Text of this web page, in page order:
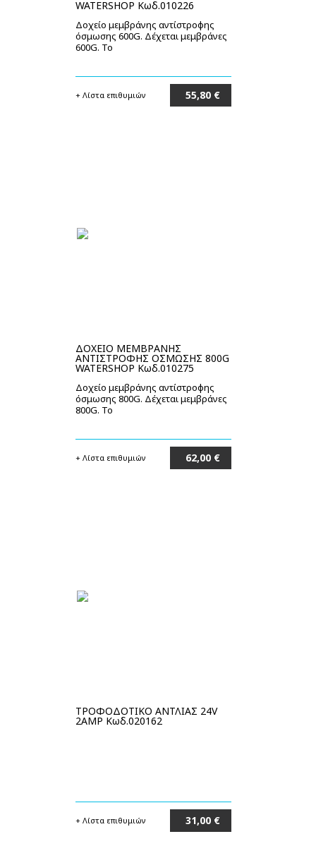
WATERSHOP Κωδ.010226
Δοχείο μεμβράνης αντίστροφης
όσμωσης 600G. Δέχεται μεμβράνες
600G. Το
+ Λίστα επιθυμιών 55,80 €
ΔΟΧΕΙΟ ΜΕΜΒΡΑΝΗΣ
ΑΝΤΙΣΤΡΟΦΗΣ ΟΣΜΩΣΗΣ 800G
WATERSHOP Κωδ.010275
Δοχείο μεμβράνης αντίστροφης
όσμωσης 800G. Δέχεται μεμβράνες
800G. Το
+ Λίστα επιθυμιών 62,00 €
ΤΡΟΦΟΔΟΤΙΚΟ ΑΝΤΛΙΑΣ 24V
2AMP Κωδ.020162
+ Λίστα επιθυμιών 31,00 €